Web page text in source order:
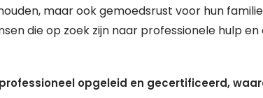
maar ook gemoedsrust voor hun
die op zoek zijn naar professionele hulp
opgeleid en gecertificeerd,